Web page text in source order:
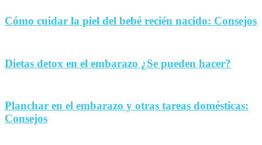
Cómo cuidar la piel del bebé recién nacido: Consejos
Dietas detox en el embarazo ¿Se pueden hacer?
Planchar en el embarazo y otras tareas domésticas:
Consejos